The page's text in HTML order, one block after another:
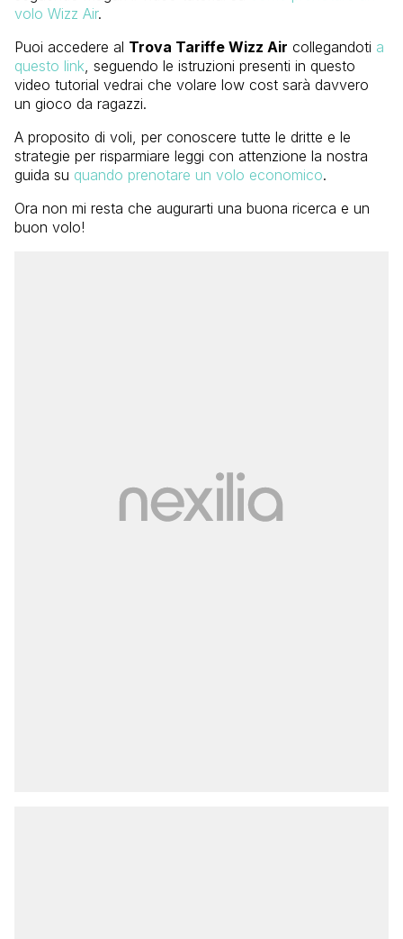
volo Wizz Air.
Puoi accedere al Trova Tariffe Wizz Air collegandoti a
questo link , seguendo le istruzioni presenti in questo
video tutorial vedrai che volare low cost sarà davvero
un gioco da ragazzi.
A proposito di voli, per conoscere tutte le dritte e le
strategie per risparmiare leggi con attenzione la nostra
guida su quando prenotare un volo economico.
Ora non mi resta che augurarti una buona ricerca e un
buon volo!